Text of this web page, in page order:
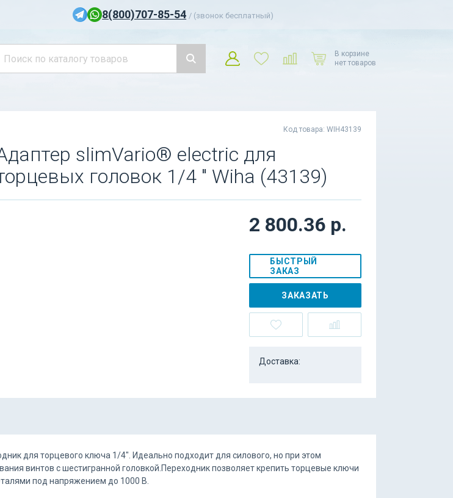
8(800)707-85-54 / (звонок бесплатный)
В корзине
нет товаров
Код товара: WIH43139
slimVario® electric для
головок 1/4 " Wiha (43139)
2 800.36 р.
БЫСТРЫЙ
ЗАКАЗ
ЗАКАЗАТЬ
Доставка:
для торцевого ключа 1/4". Идеально подходит для силового, но при этом
винтов с шестигранной головкой.Переходник позволяет крепить торцевые ключи
под напряжением до 1000 В.